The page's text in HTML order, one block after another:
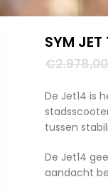
SYM JET
€2.978,00
De Jet14 is
tussen
De Jet14
aandacht